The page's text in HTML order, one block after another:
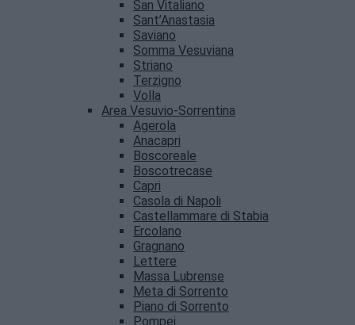
San Vitaliano
Sant’Anastasia
Saviano
Somma Vesuviana
Striano
Terzigno
Volla
Area Vesuvio-Sorrentina
Agerola
Anacapri
Boscoreale
Boscotrecase
Capri
Casola di Napoli
Castellammare di Stabia
Ercolano
Gragnano
Lettere
Massa Lubrense
Meta di Sorrento
Piano di Sorrento
Pompei